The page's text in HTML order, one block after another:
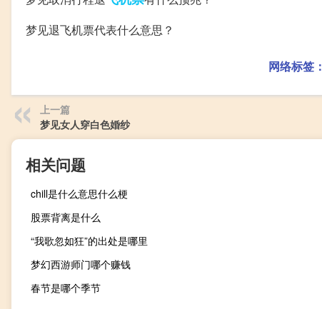
梦见退飞机票代表什么意思？
网络标签：
上一篇
梦见女人穿白色婚纱
相关问题
chill是什么意思什么梗
股票背离是什么
“我歌忽如狂”的出处是哪里
梦幻西游师门哪个赚钱
春节是哪个季节